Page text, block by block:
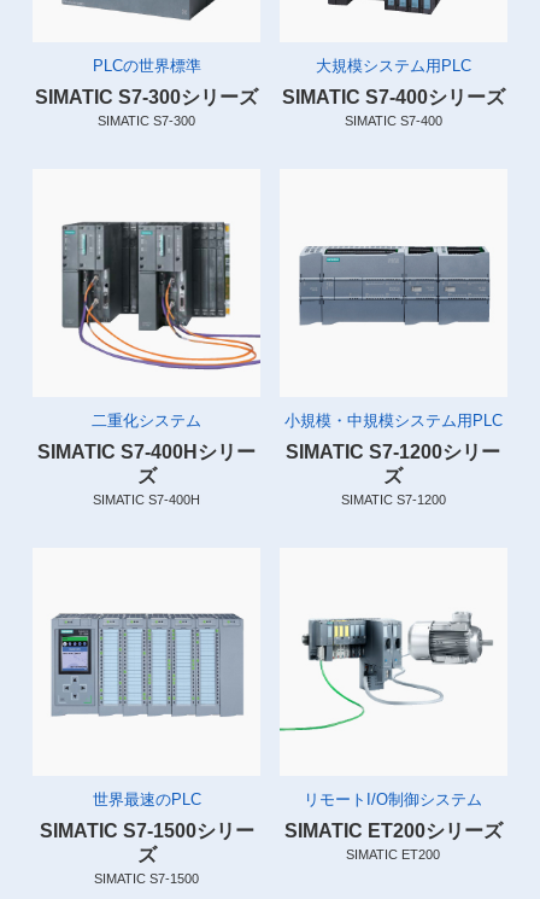
PLCの世界標準
SIMATIC S7-300シリーズ
SIMATIC S7-300
大規模システム用PLC
SIMATIC S7-400シリーズ
SIMATIC S7-400
二重化システム
SIMATIC S7-400Hシリー
ズ
SIMATIC S7-400H
小規模・中規模システム用PLC
SIMATIC S7-1200シリー
ズ
SIMATIC S7-1200
世界最速のPLC
SIMATIC S7-1500シリー
ズ
SIMATIC S7-1500
リモートI/O制御システム
SIMATIC ET200シリーズ
SIMATIC ET200